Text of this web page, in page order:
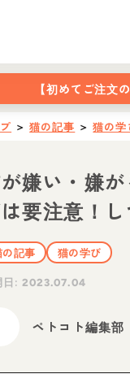
【初めてご注文の
＞ 猫の記事 ＞ 猫の学
嫌い・嫌
要注意！
の記事
猫の学び
日:2023.07.04
ペトコト編集部